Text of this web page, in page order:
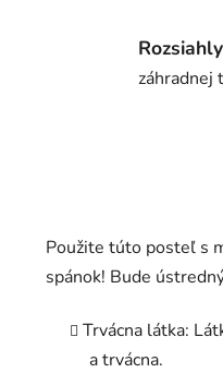
záhradnej
Použite túto posteľ s
spánok! Bude
Trvácna látka:
a trvácna.